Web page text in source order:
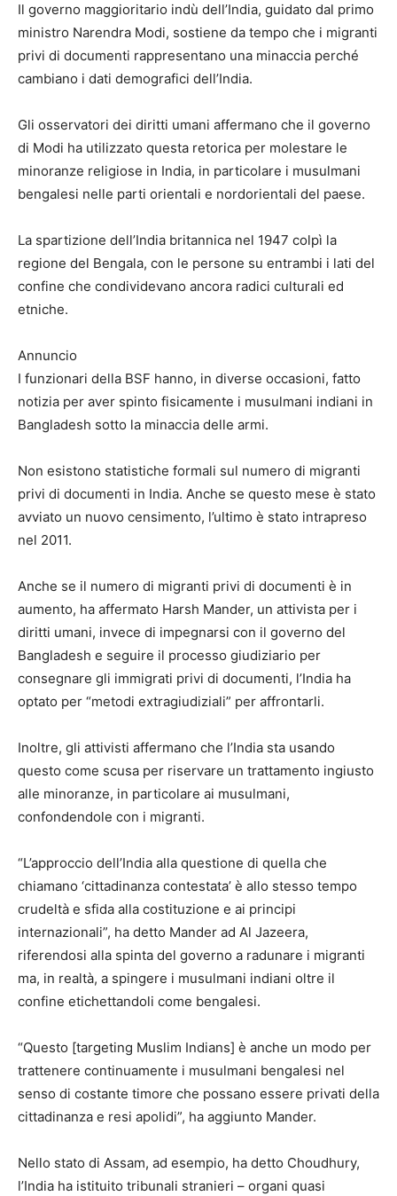
Il governo maggioritario indù dell’India, guidato dal primo
ministro Narendra Modi, sostiene da tempo che i migranti
privi di documenti rappresentano una minaccia perché
cambiano i dati demografici dell’India.
Gli osservatori dei diritti umani affermano che il governo
di Modi ha utilizzato questa retorica per molestare le
minoranze religiose in India, in particolare i musulmani
bengalesi nelle parti orientali e nordorientali del paese.
La spartizione dell’India britannica nel 1947 colpì la
regione del Bengala, con le persone su entrambi i lati del
confine che condividevano ancora radici culturali ed
etniche.
Annuncio
I funzionari della BSF hanno, in diverse occasioni, fatto
notizia per aver spinto fisicamente i musulmani indiani in
Bangladesh sotto la minaccia delle armi.
Non esistono statistiche formali sul numero di migranti
privi di documenti in India. Anche se questo mese è stato
avviato un nuovo censimento, l’ultimo è stato intrapreso
nel 2011.
Anche se il numero di migranti privi di documenti è in
aumento, ha affermato Harsh Mander, un attivista per i
diritti umani, invece di impegnarsi con il governo del
Bangladesh e seguire il processo giudiziario per
consegnare gli immigrati privi di documenti, l’India ha
optato per “metodi extragiudiziali” per affrontarli.
Inoltre, gli attivisti affermano che l’India sta usando
questo come scusa per riservare un trattamento ingiusto
alle minoranze, in particolare ai musulmani,
confondendole con i migranti.
“L’approccio dell’India alla questione di quella che
chiamano ‘cittadinanza contestata’ è allo stesso tempo
crudeltà e sfida alla costituzione e ai principi
internazionali”, ha detto Mander ad Al Jazeera,
riferendosi alla spinta del governo a radunare i migranti
ma, in realtà, a spingere i musulmani indiani oltre il
confine etichettandoli come bengalesi.
“Questo [targeting Muslim Indians] è anche un modo per
trattenere continuamente i musulmani bengalesi nel
senso di costante timore che possano essere privati ​​della
cittadinanza e resi apolidi”, ha aggiunto Mander.
Nello stato di Assam, ad esempio, ha detto Choudhury,
l’India ha istituito tribunali stranieri – organi quasi